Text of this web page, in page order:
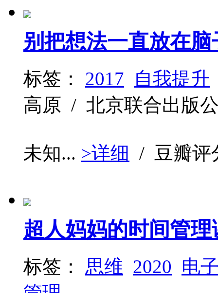
别把想法一直放在脑
标签： 2017
自我提升
高原 / 北京联合出版
未知... >详细 / 豆瓣
超人妈妈的时间管理
标签： 思维 2020 电